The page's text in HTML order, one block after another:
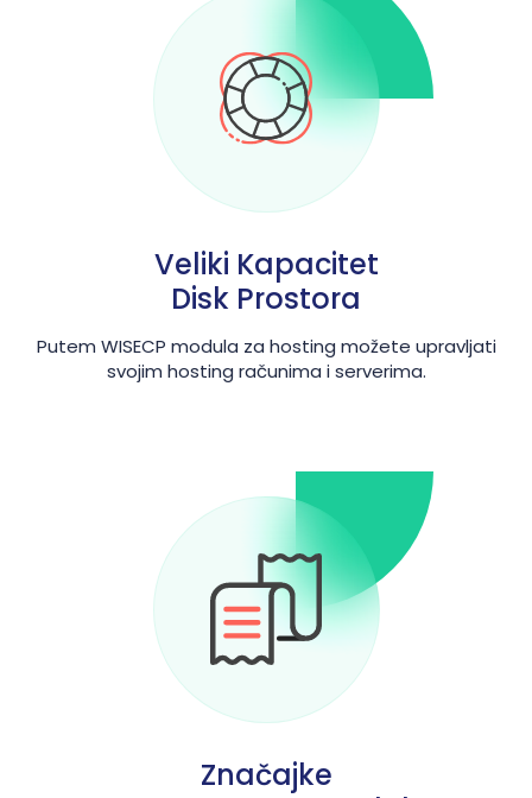
Veliki Kapacitet
Disk Prostora
Putem WISECP modula za hosting možete upravljati
svojim hosting računima i serverima.
Značajke